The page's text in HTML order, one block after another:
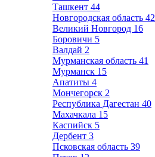
Ташкент 44
Новгородская область 42
Великий Новгород 16
Боровичи 5
Валдай 2
Мурманская область 41
Мурманск 15
Апатиты 4
Мончегорск 2
Республика Дагестан 40
Махачкала 15
Каспийск 5
Дербент 3
Псковская область 39